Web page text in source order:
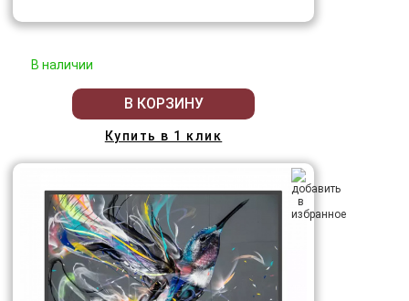
В наличии
В КОРЗИНУ
Купить в 1 клик